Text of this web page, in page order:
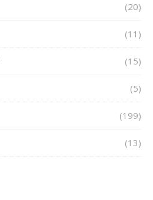
(20)
(11)
(15)
(5)
(199)
(13)